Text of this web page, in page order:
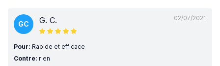
02/07/2021
GC G. C.
Pour: Rapide et efficace
Contre: rien